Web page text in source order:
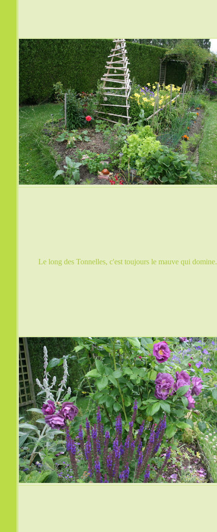
Le long des Tonnelles, c'est toujours le mauve qui domine.